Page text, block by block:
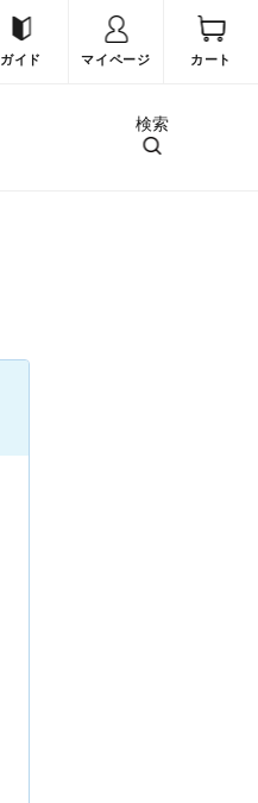
ガイド マイページ カート
検索